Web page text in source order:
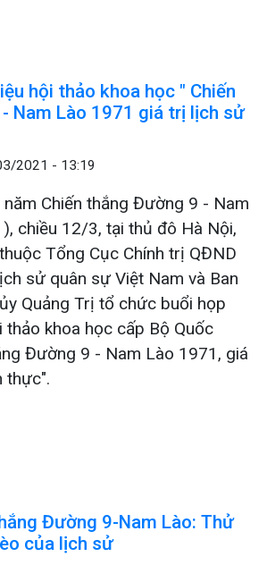
hội thảo khoa học " Chiến
Nam Lào 1971 giá trị lịch sử
2021 - 13:19
năm Chiến thắng Đường 9 - Nam
chiều 12/3, tại thủ đô Hà Nội,
Tổng Cục Chính trị QĐND
sử quân sự Việt Nam và Ban
Quảng Trị tổ chức buổi họp
thảo khoa học cấp Bộ Quốc
Đường 9 - Nam Lào 1971, giá
thực".
Đường 9-Nam Lào: Thử
của lịch sử